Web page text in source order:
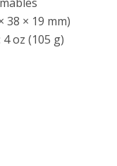
38 × 19 mm)
oz (105 g)